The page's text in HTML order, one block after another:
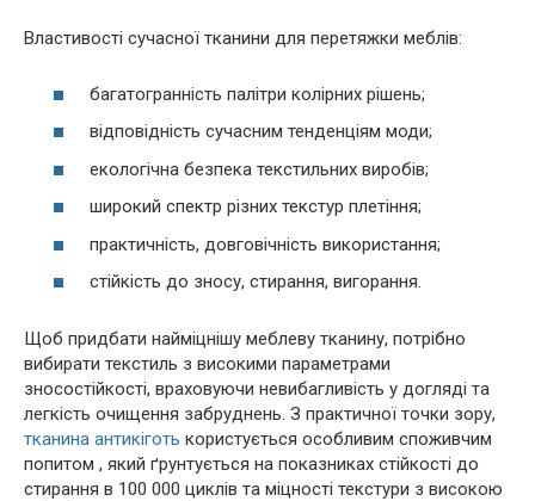
Властивості сучасної тканини для перетяжки меблів:
багатогранність палітри колірних рішень;
відповідність сучасним тенденціям моди;
екологічна безпека текстильних виробів;
широкий спектр різних текстур плетіння;
практичність, довговічність використання;
стійкість до зносу, стирання, вигорання.
Щоб придбати найміцнішу меблеву тканину, потрібно
вибирати текстиль з високими параметрами
зносостійкості, враховуючи невибагливість у догляді та
легкість очищення забруднень. З практичної точки зору,
тканина антикіготь користується особливим споживчим
попитом , який ґрунтується на показниках стійкості до
стирання в 100 000 циклів та міцності текстури з високою